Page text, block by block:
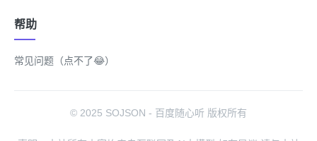
帮助
常见问题（点不了😂）
© 2025 SOJSON - 百度随心听 版权所有